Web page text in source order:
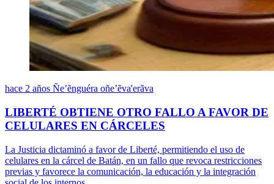
hace 2 años Ñe’ẽnguéra oñe’ẽva'erãva
LIBERTÉ OBTIENE OTRO FALLO A FAVOR DE
CELULARES EN CÁRCELES
La Justicia dictaminó a favor de Liberté, permitiendo el uso de
celulares en la cárcel de Batán, en un fallo que revoca restricciones
previas y favorece la comunicación, la educación y la integración